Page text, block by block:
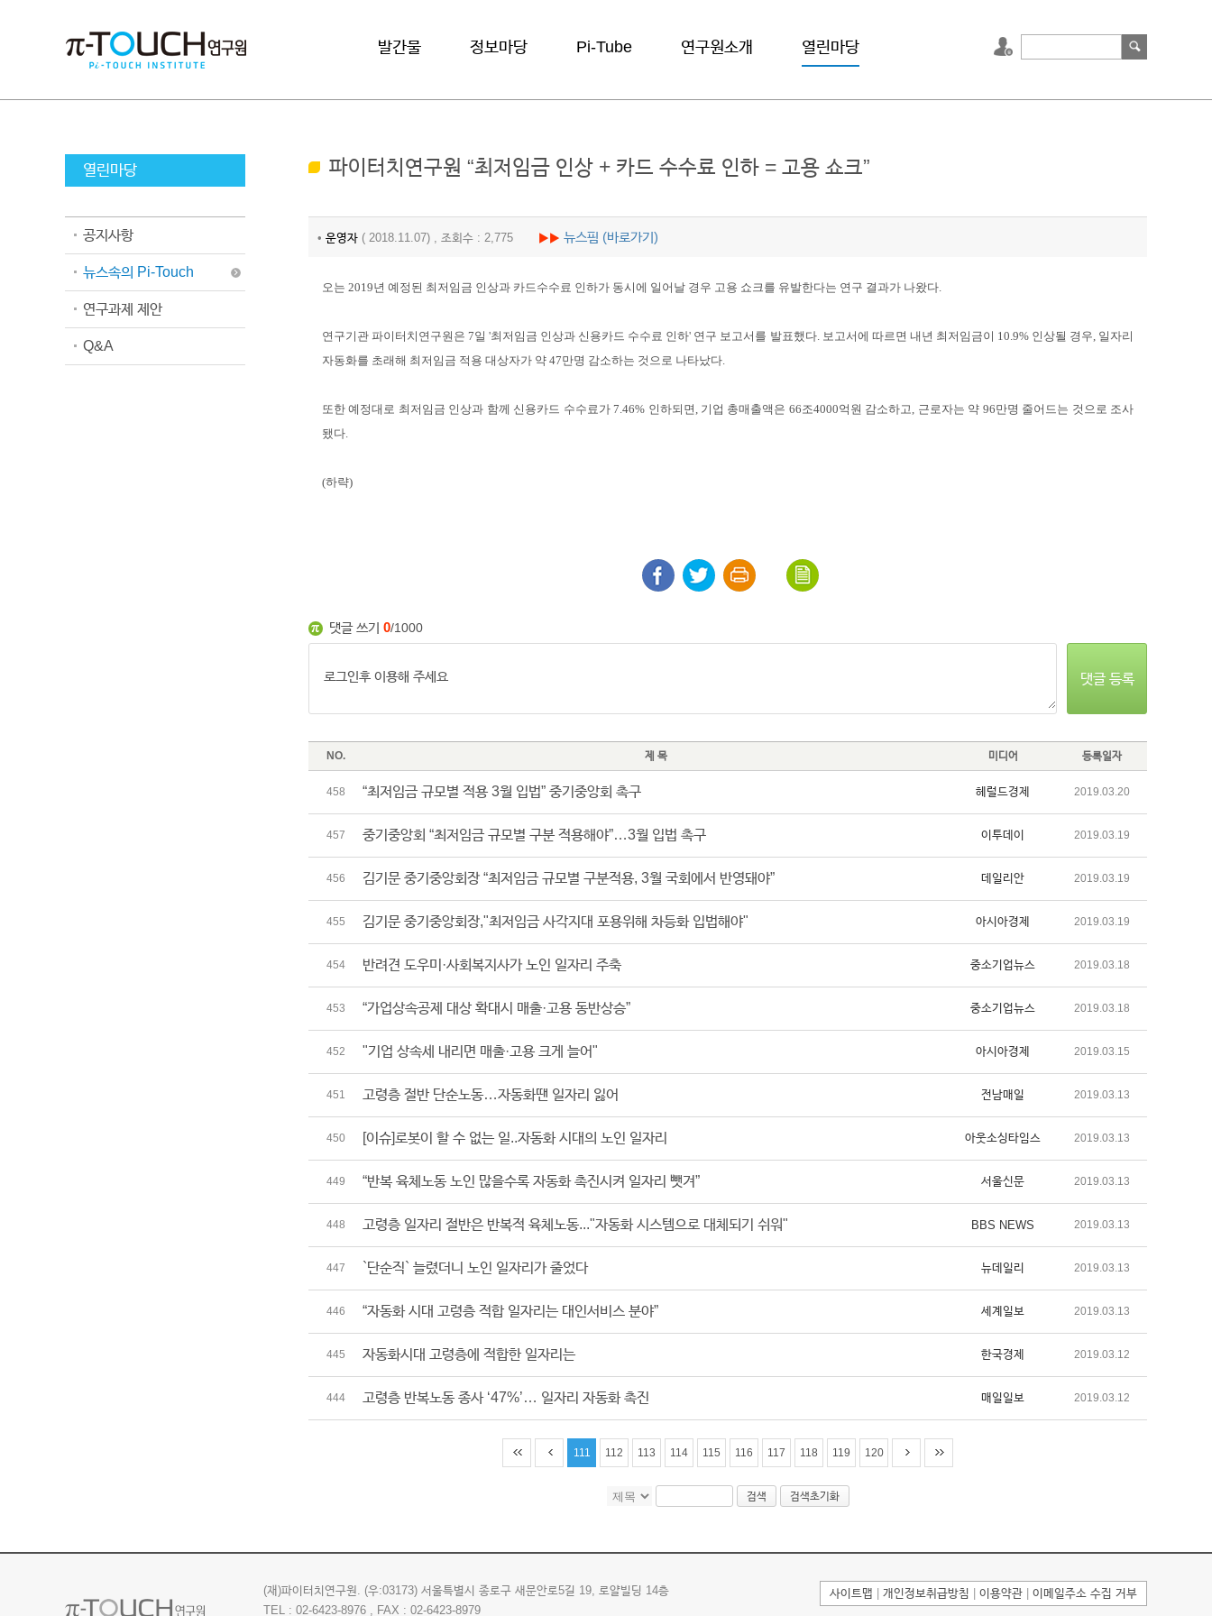
로그인 발간물 정보마당 Pi-Tube 연구원소개 열린마당
열린마당
공지사항
뉴스속의 Pi-Touch
연구과제 제안
Q&A
파이터치연구원 “최저임금 인상 + 카드 수수료 인하 = 고용 쇼크”
• 운영자 ( 2018.11.07) , 조회수 : 2,775 ▶▶ 뉴스핌 (바로가기)
오는 2019년 예정된 최저임금 인상과 카드수수료 인하가 동시에 일어날 경우 고용 쇼크를 유발한다는 연구 결과가 나왔다.
연구기관 파이터치연구원은 7일 '최저임금 인상과 신용카드 수수료 인하' 연구 보고서를 발표했다. 보고서에 따르면 내년 최저임금이 10.9% 인상될 경우, 일자리
자동화를 초래해 최저임금 적용 대상자가 약 47만명 감소하는 것으로 나타났다.
또한 예정대로 최저임금 인상과 함께 신용카드 수수료가 7.46% 인하되면, 기업 총매출액은 66조4000억원 감소하고, 근로자는 약 96만명 줄어드는 것으로 조사
됐다.
(하략)
댓글 쓰기 0/1000
댓글 등록
NO. 제 목 미디어 등록일자
458 “최저임금 규모별 적용 3월 입법” 중기중앙회 촉구 헤럴드경제 2019.03.20
457 중기중앙회 “최저임금 규모별 구분 적용해야”…3월 입법 촉구 이투데이 2019.03.19
456 김기문 중기중앙회장 “최저임금 규모별 구분적용, 3월 국회에서 반영돼야” 데일리안 2019.03.19
455 김기문 중기중앙회장,"최저임금 사각지대 포용위해 차등화 입법해야" 아시아경제 2019.03.19
454 반려견 도우미·사회복지사가 노인 일자리 주축 중소기업뉴스 2019.03.18
453 “가업상속공제 대상 확대시 매출·고용 동반상승” 중소기업뉴스 2019.03.18
452 "기업 상속세 내리면 매출·고용 크게 늘어" 아시아경제 2019.03.15
451 고령층 절반 단순노동…자동화땐 일자리 잃어 전남매일 2019.03.13
450 [이슈]로봇이 할 수 없는 일..자동화 시대의 노인 일자리 아웃소싱타임스 2019.03.13
449 “반복 육체노동 노인 많을수록 자동화 촉진시켜 일자리 뺏겨” 서울신문 2019.03.13
448 고령층 일자리 절반은 반복적 육체노동..."자동화 시스템으로 대체되기 쉬워" BBS NEWS 2019.03.13
447 `단순직` 늘렸더니 노인 일자리가 줄었다 뉴데일리 2019.03.13
446 “자동화 시대 고령층 적합 일자리는 대인서비스 분야” 세계일보 2019.03.13
445 자동화시대 고령층에 적합한 일자리는 한국경제 2019.03.12
444 고령층 반복노동 종사 ‘47%’… 일자리 자동화 촉진 매일일보 2019.03.12
111 112 113 114 115 116 117 118 119 120
검색 검색초기화
사이트맵 개인정보취급방침 이용약관 이메일주소 수집 거부
(재)파이터치연구원. (우:03173) 서울특별시 종로구 새문안로5길 19, 로얄빌딩 14층
TEL : 02-6423-8976 , FAX : 02-6423-8979